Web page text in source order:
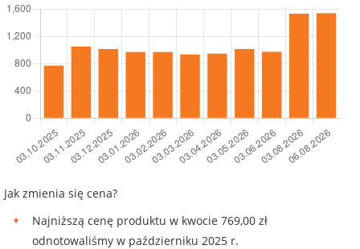
Jak zmienia się cena?
Najniższą cenę produktu w kwocie 769,00 zł
odnotowaliśmy w październiku 2025 r.